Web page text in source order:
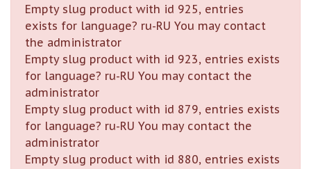
Empty slug product with id 925, entries
exists for language? ru-RU You may contact
the administrator
Empty slug product with id 923, entries exists
for language? ru-RU You may contact the
administrator
Empty slug product with id 879, entries exists
for language? ru-RU You may contact the
administrator
Empty slug product with id 880, entries exists